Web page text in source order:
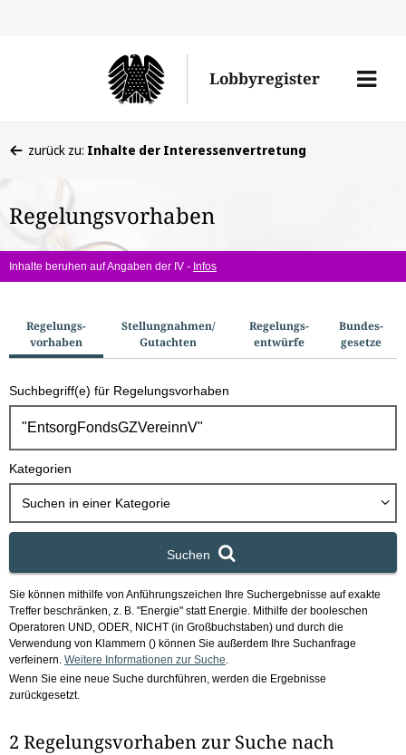
den
Lobbyregister
Menü
befinden
hier:
zurück zu: Inhalte der Interessenvertretung
Regelungsvorhaben
Inhalte beruhen auf Angaben der IV - Infos
u
c
h
o
Regelungs­
vorhaben
Stellungnahmen/​
Gutachten
Regelungs­
entwürfe
Bundes­
gesetze
Suchbegriff(e) für Regelungsvorhaben
Kategorien
Suchen in einer Kategorie
Suchen
Sie können mithilfe von Anführungszeichen Ihre Suchergebnisse auf exakte
Treffer beschränken, z. B. "Energie" statt Energie. Mithilfe der booleschen
Operatoren UND, ODER, NICHT (in Großbuchstaben) und durch die
Verwendung von Klammern () können Sie außerdem Ihre Suchanfrage
verfeinern. Weitere Informationen zur Suche
Wenn Sie eine neue Suche durchführen, werden die Ergebnisse
zurückgesetzt.
2 Regelungsvorhaben zur Suche nach